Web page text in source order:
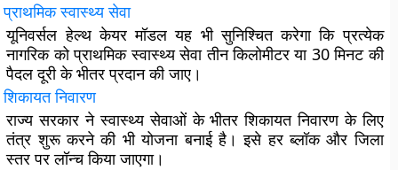
प्राथमिक स्वास्थ्य सेवा
यूनिवर्सल हेल्थ केयर मॉडल यह भी सुनिश्चित करेगा कि प्रत्येक
नागरिक को प्राथमिक स्वास्थ्य सेवा तीन किलोमीटर या 30 मिनट की
पैदल दूरी के भीतर प्रदान की जाए।
शिकायत निवारण
राज्य सरकार ने स्वास्थ्य सेवाओं के भीतर शिकायत निवारण के लिए
तंत्र शुरू करने की भी योजना बनाई है। इसे हर ब्लॉक और जिला
स्तर पर लॉन्च किया जाएगा।